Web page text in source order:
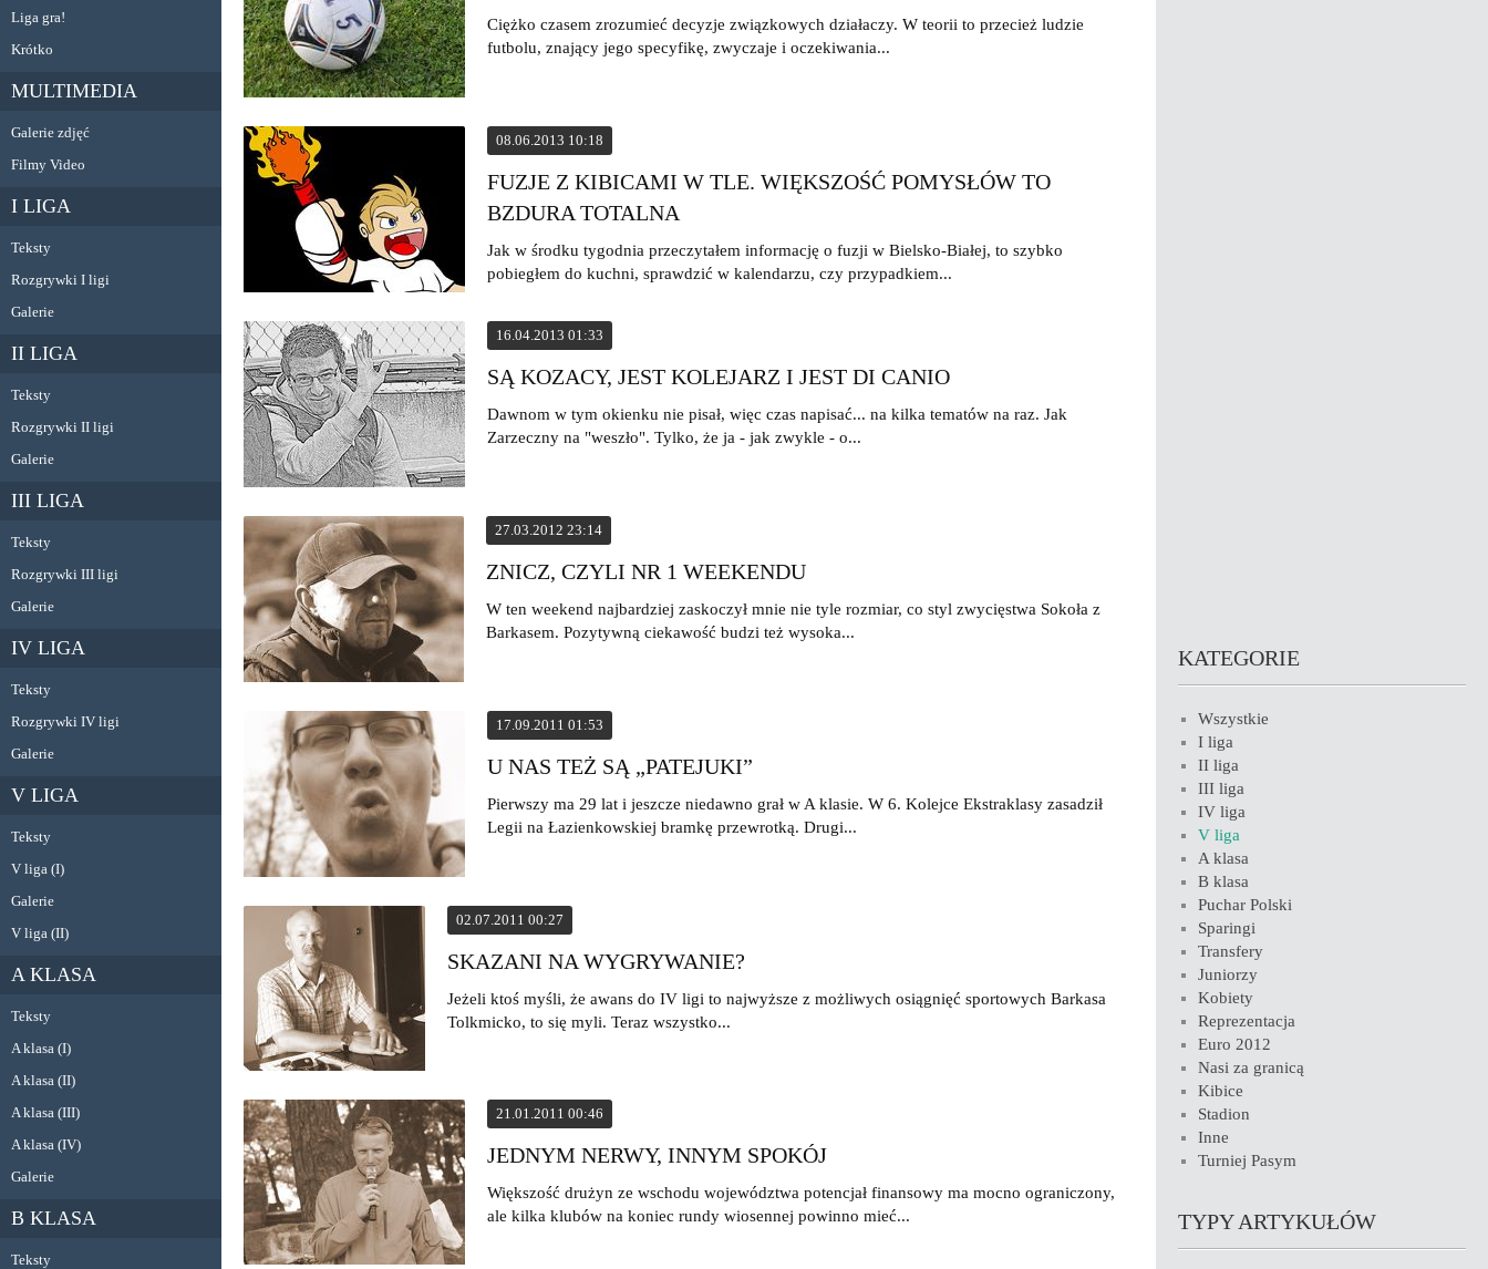
Liga gra!
Krótko
MULTIMEDIA
Galerie zdjęć
Filmy Video
I LIGA
Teksty
Rozgrywki I ligi
Galerie
II LIGA
Teksty
Rozgrywki II ligi
Galerie
III LIGA
Teksty
Rozgrywki III ligi
Galerie
IV LIGA
Teksty
Rozgrywki IV ligi
Galerie
V LIGA
Teksty
V liga (I)
Galerie
V liga (II)
A KLASA
Teksty
A klasa (I)
A klasa (II)
A klasa (III)
A klasa (IV)
Galerie
B KLASA
Teksty
Ciężko czasem zrozumieć decyzje związkowych działaczy. W teorii to przecież ludzie
futbolu, znający jego specyfikę, zwyczaje i oczekiwania...
08.06.2013 10:18
FUZJE Z KIBICAMI W TLE. WIĘKSZOŚĆ POMYSŁÓW TO
BZDURA TOTALNA
Jak w środku tygodnia przeczytałem informację o fuzji w Bielsko-Białej, to szybko
pobiegłem do kuchni, sprawdzić w kalendarzu, czy przypadkiem...
16.04.2013 01:33
SĄ KOZACY, JEST KOLEJARZ I JEST DI CANIO
Dawnom w tym okienku nie pisał, więc czas napisać... na kilka tematów na raz. Jak
Zarzeczny na "weszło". Tylko, że ja - jak zwykle - o...
27.03.2012 23:14
ZNICZ, CZYLI NR 1 WEEKENDU
W ten weekend najbardziej zaskoczył mnie nie tyle rozmiar, co styl zwycięstwa Sokoła z
Barkasem. Pozytywną ciekawość budzi też wysoka...
17.09.2011 01:53
U NAS TEŻ SĄ „PATEJUKI”
Pierwszy ma 29 lat i jeszcze niedawno grał w A klasie. W 6. Kolejce Ekstraklasy zasadził
Legii na Łazienkowskiej bramkę przewrotką. Drugi...
02.07.2011 00:27
SKAZANI NA WYGRYWANIE?
Jeżeli ktoś myśli, że awans do IV ligi to najwyższe z możliwych osiągnięć sportowych Barkasa
Tolkmicko, to się myli. Teraz wszystko...
21.01.2011 00:46
JEDNYM NERWY, INNYM SPOKÓJ
Większość drużyn ze wschodu województwa potencjał finansowy ma mocno ograniczony,
ale kilka klubów na koniec rundy wiosennej powinno mieć...
KATEGORIE
Wszystkie
I liga
II liga
III liga
IV liga
V liga
A klasa
B klasa
Puchar Polski
Sparingi
Transfery
Juniorzy
Kobiety
Reprezentacja
Euro 2012
Nasi za granicą
Kibice
Stadion
Inne
Turniej Pasym
TYPY ARTYKUŁÓW